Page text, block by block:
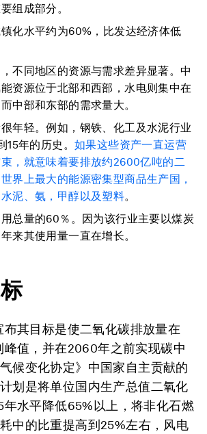
组成部分。
化水平约为60%，比发达经济体低
不同地区的资源与需求差异显著。中
资源位于北部和西部，水电则集中在
中部和东部的需求量大。
年轻。例如，钢铁、化工及水泥行业
年的历史。 如果这些资产一直运营
，就意味着要排放约2600亿吨的二
界上最大的能源密集型商品生产国，
泥、氨，甲醇以及塑料。
总量的60％。因为该行业主要以煤炭
来其使用量一直在增长。
布其目标是使二氧化碳排放量在
值，并在2060年之前实现碳中
候变化协定》中国家自主贡献的
划是将单位国内生产总值二氧化
水平降低65%以上，将非化石燃
中的比重提高到25%左右，风电